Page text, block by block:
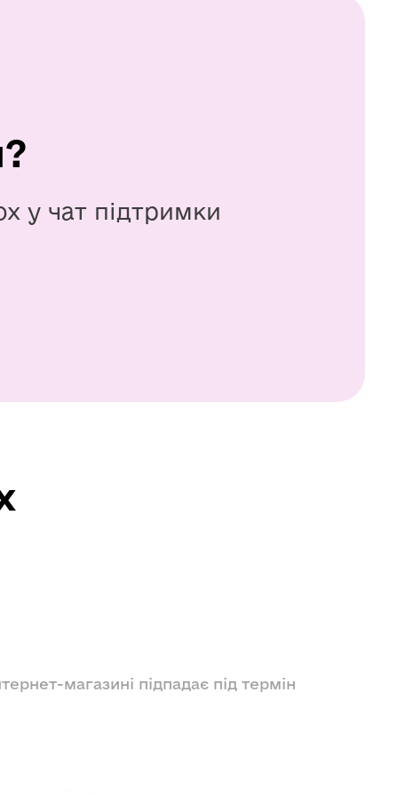
у чат підтримки
магазині підпадає під термін